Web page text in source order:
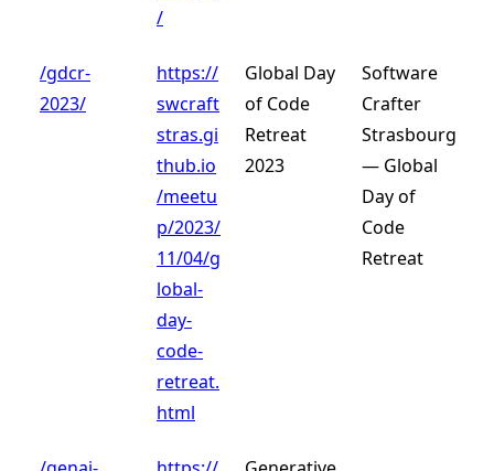
/
/gdcr-
2023/
https://
swcraft
stras.gi
thub.io
/meetu
p/2023/
11/04/g
lobal-
day-
code-
retreat.
html
Global Day
of Code
Retreat
2023
Software
Crafter
Strasbourg
— Global
Day of
Code
Retreat